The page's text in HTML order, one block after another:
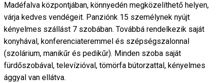
Madéfalva központjában, könnyedén megközelíthető helyen,
várja kedves vendégeit. Panziónk 15 személynek nyújt
kényelmes szállást 7 szobában. Továbbá rendelkezik saját
konyhával, konferenciateremmel és szépségszalonnal
(szolárium, manikűr és pedikűr). Minden szoba saját
fürdőszobával, televízióval, tömörfa bútorzattal, kényelmes
ággyal van ellátva.